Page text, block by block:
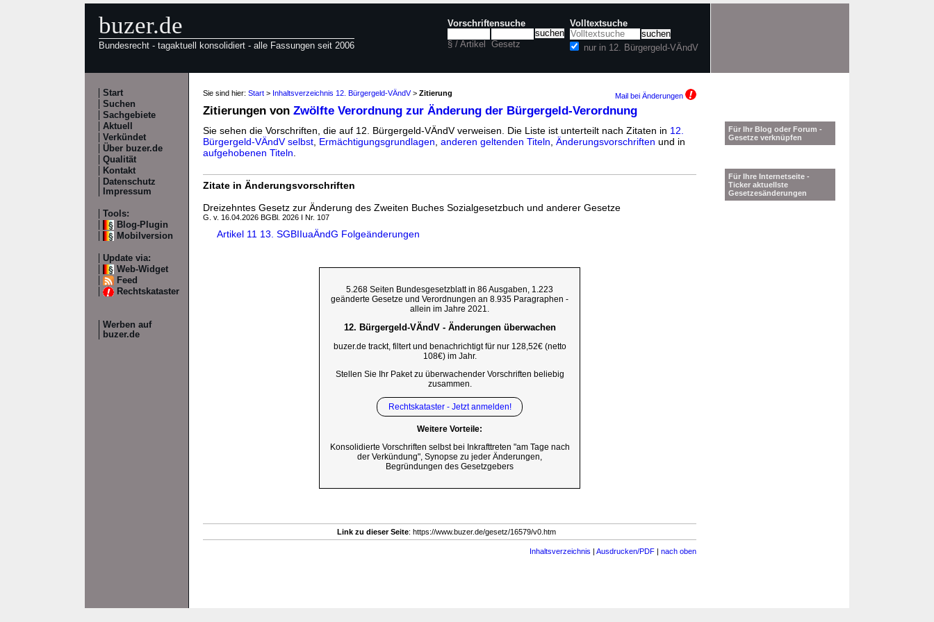
buzer.de
Bundesrecht - tagaktuell konsolidiert - alle Fassungen seit 2006
Vorschriftensuche
§ / Artikel Gesetz
Volltextsuche
nur in 12. Bürgergeld-VÄndV
Start
Suchen
Sachgebiete
Aktuell
Verkündet
Über buzer.de
Qualität
Kontakt
Datenschutz
Impressum
Tools:
Blog-Plugin
Mobilversion
Update via:
Web-Widget
Feed
Rechtskataster
Werben auf
buzer.de
Sie sind hier: Start > Inhaltsverzeichnis 12. Bürgergeld-VÄndV> Zitierung Mail bei Änderungen
Zitierungen von Zwölfte Verordnung zur Änderung der Bürgergeld-Verordnung
Sie sehen die Vorschriften, die auf 12. Bürgergeld-VÄndV verweisen. Die Liste ist unterteilt nach Zitaten in 12.
Bürgergeld-VÄndV selbst Ermächtigungsgrundlagen anderen geltenden Titeln Änderungsvorschriften und in
aufgehobenen Titeln
Zitate in Änderungsvorschriften
Dreizehntes Gesetz zur Änderung des Zweiten Buches Sozialgesetzbuch und anderer Gesetze
G. v. 16.04.2026 BGBl. 2026 I Nr. 107
Artikel 11 13. SGBIIuaÄndG Folgeänderungen
5.268 Seiten Bundesgesetzblatt in 86 Ausgaben, 1.223
geänderte Gesetze und Verordnungen an 8.935 Paragraphen -
allein im Jahre 2021.
12. Bürgergeld-VÄndV - Änderungen überwachen
buzer.de trackt, filtert und benachrichtigt für nur 128,52€ (netto
108€) im Jahr.
Stellen Sie Ihr Paket zu überwachender Vorschriften beliebig
zusammen.
Rechtskataster - Jetzt anmelden!
Weitere Vorteile:
Konsolidierte Vorschriften selbst bei Inkrafttreten "am Tage nach
der Verkündung", Synopse zu jeder Änderungen,
Begründungen des Gesetzgebers
Link zu dieser Seite: https://www.buzer.de/gesetz/16579/v0.htm
Inhaltsverzeichnis | Ausdrucken/PDF | nach oben
Für Ihr Blog oder Forum -
Gesetze verknüpfen
Für Ihre Internetseite -
Ticker aktuellste
Gesetzesänderungen